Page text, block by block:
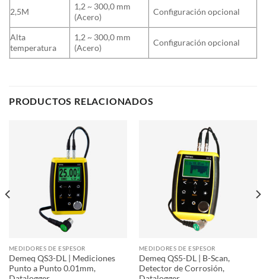
2,5M
1,2 ~ 300,0 mm
(Acero)
Configuración opcional
Alta
temperatura
1,2 ~ 300,0 mm
(Acero)
Configuración opcional
PRODUCTOS RELACIONADOS
MEDIDORES DE ESPESOR
Demeq QS3-DL | Mediciones
Punto a Punto 0.01mm,
MEDIDORES DE ESPESOR
Demeq QS5-DL | B-Scan,
Detector de Corrosión,